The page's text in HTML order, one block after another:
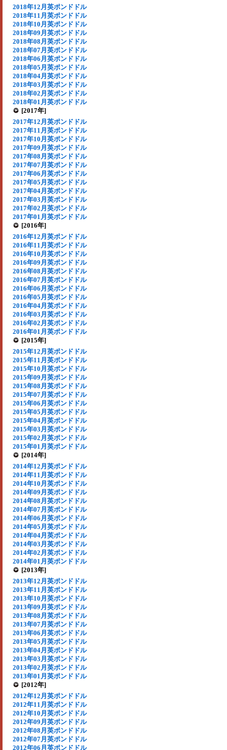
2018年12月英ポンドドル
2018年11月英ポンドドル
2018年10月英ポンドドル
2018年09月英ポンドドル
2018年08月英ポンドドル
2018年07月英ポンドドル
2018年06月英ポンドドル
2018年05月英ポンドドル
2018年04月英ポンドドル
2018年03月英ポンドドル
2018年02月英ポンドドル
2018年01月英ポンドドル
[2017年]
2017年12月英ポンドドル
2017年11月英ポンドドル
2017年10月英ポンドドル
2017年09月英ポンドドル
2017年08月英ポンドドル
2017年07月英ポンドドル
2017年06月英ポンドドル
2017年05月英ポンドドル
2017年04月英ポンドドル
2017年03月英ポンドドル
2017年02月英ポンドドル
2017年01月英ポンドドル
[2016年]
2016年12月英ポンドドル
2016年11月英ポンドドル
2016年10月英ポンドドル
2016年09月英ポンドドル
2016年08月英ポンドドル
2016年07月英ポンドドル
2016年06月英ポンドドル
2016年05月英ポンドドル
2016年04月英ポンドドル
2016年03月英ポンドドル
2016年02月英ポンドドル
2016年01月英ポンドドル
[2015年]
2015年12月英ポンドドル
2015年11月英ポンドドル
2015年10月英ポンドドル
2015年09月英ポンドドル
2015年08月英ポンドドル
2015年07月英ポンドドル
2015年06月英ポンドドル
2015年05月英ポンドドル
2015年04月英ポンドドル
2015年03月英ポンドドル
2015年02月英ポンドドル
2015年01月英ポンドドル
[2014年]
2014年12月英ポンドドル
2014年11月英ポンドドル
2014年10月英ポンドドル
2014年09月英ポンドドル
2014年08月英ポンドドル
2014年07月英ポンドドル
2014年06月英ポンドドル
2014年05月英ポンドドル
2014年04月英ポンドドル
2014年03月英ポンドドル
2014年02月英ポンドドル
2014年01月英ポンドドル
[2013年]
2013年12月英ポンドドル
2013年11月英ポンドドル
2013年10月英ポンドドル
2013年09月英ポンドドル
2013年08月英ポンドドル
2013年07月英ポンドドル
2013年06月英ポンドドル
2013年05月英ポンドドル
2013年04月英ポンドドル
2013年03月英ポンドドル
2013年02月英ポンドドル
2013年01月英ポンドドル
[2012年]
2012年12月英ポンドドル
2012年11月英ポンドドル
2012年10月英ポンドドル
2012年09月英ポンドドル
2012年08月英ポンドドル
2012年07月英ポンドドル
2012年06月英ポンドドル